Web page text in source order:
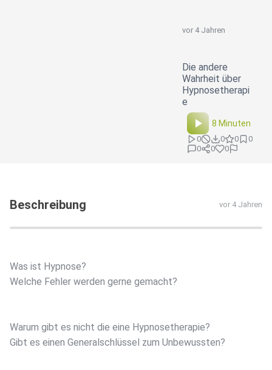
vor 4 Jahren
Die andere
Wahrheit über
Hypnosetherapi
e
8 Minuten
0 0 0
0
0
0 0
Beschreibung vor 4 Jahren
Was ist Hypnose?
Welche Fehler werden gerne gemacht?
Warum gibt es nicht die eine Hypnosetherapie?
Gibt es einen Generalschlüssel zum Unbewussten?